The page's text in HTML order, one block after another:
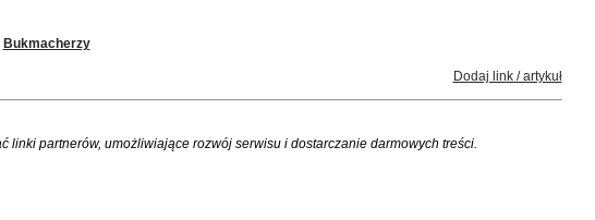
Bukmacherzy
Dodaj link / artykuł
linki partnerów, umożliwiające rozwój serwisu i dostarczanie darmowych treści.